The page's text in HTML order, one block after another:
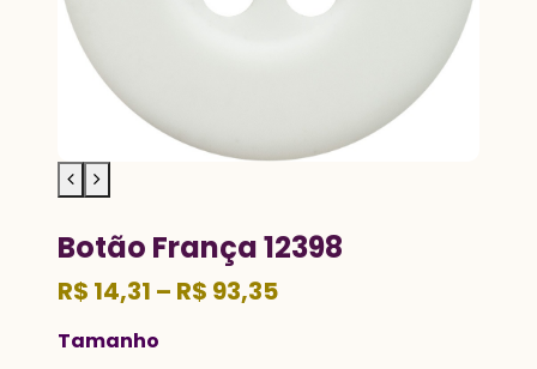
Botão França 12398
R$ 14,31 – R$ 93,35Faixa
Tamanho